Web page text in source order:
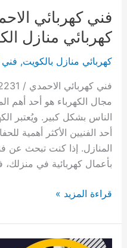
كهربائي منازل
كهربائي منازل بالكويت, فني
مجال الكهرباء هو أحد أهم
الناس بشكل كبير. ويُعتبر
أحد الفنيين الأكثر أهمية
المنازل. إذا كنت تبحث عن
بأعمال كهربائية في
فني
الاحمدي
/
قراءة المزيد »